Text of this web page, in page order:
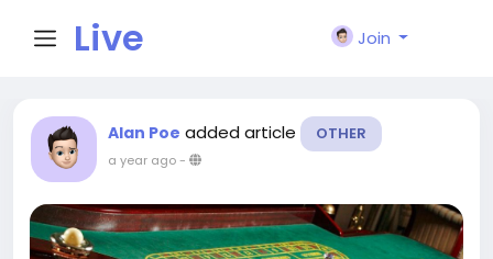
Live
City I
n
Join
Alan Poe added article OTHER
a year ago-